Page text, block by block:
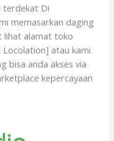
terdekat Di
memasarkan daging
lihat alamat toko
atau kami
bisa anda akses via
kepercayaan